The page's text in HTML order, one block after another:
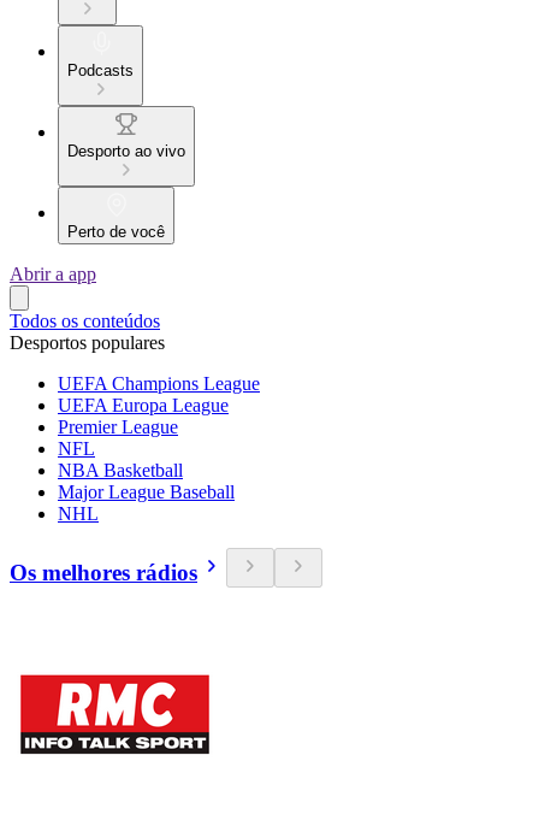
Podcasts
Desporto ao vivo
Perto de você
Abrir a app
Todos os conteúdos
Desportos populares
UEFA Champions League
UEFA Europa League
Premier League
NFL
NBA Basketball
Major League Baseball
NHL
Os melhores rádios